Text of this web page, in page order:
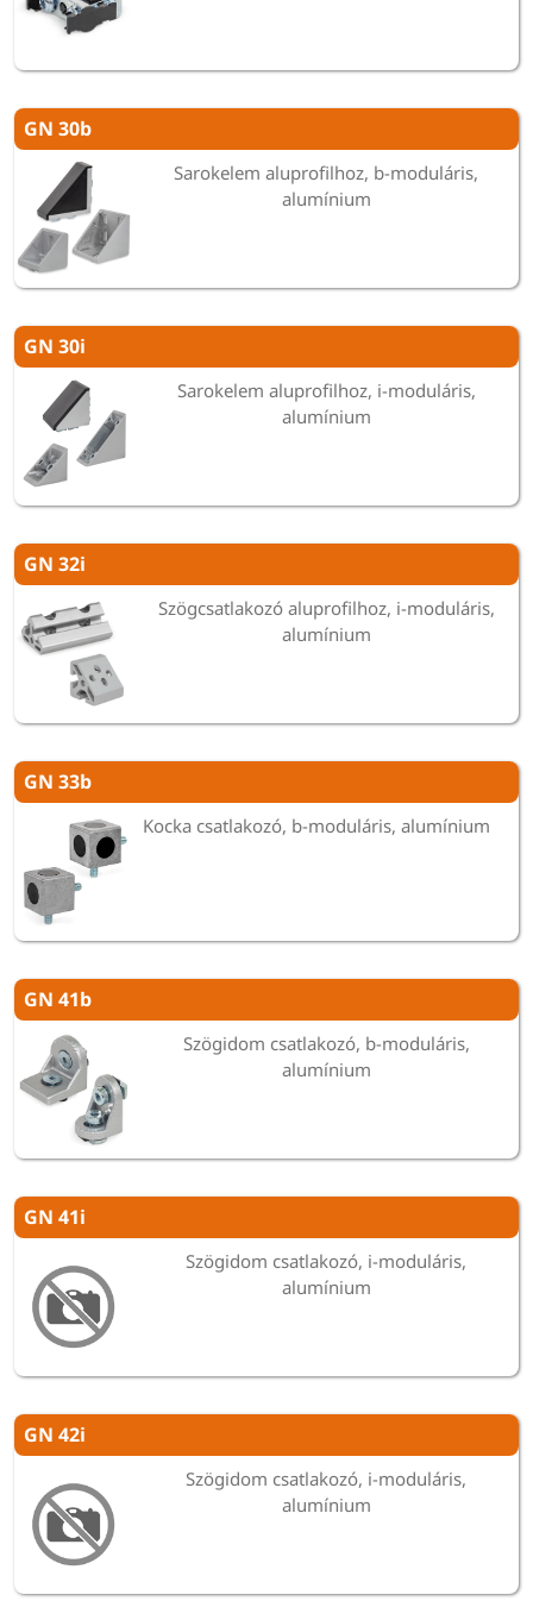
GN 30b
Sarokelem aluprofilhoz, b-moduláris,
alumínium
GN 30i
Sarokelem aluprofilhoz, i-moduláris,
alumínium
GN 32i
Szögcsatlakozó aluprofilhoz, i-moduláris,
alumínium
GN 33b
Kocka csatlakozó, b-moduláris, alumínium
GN 41b
Szögidom csatlakozó, b-moduláris,
alumínium
GN 41i
Szögidom csatlakozó, i-moduláris,
alumínium
GN 42i
Szögidom csatlakozó, i-moduláris,
alumínium